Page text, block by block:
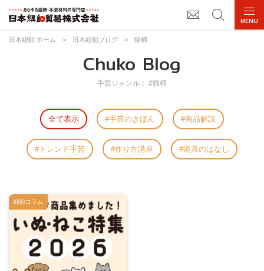
日本紐釦 ホーム > 日本紐釦ブログ > 猫柄
Chuko Blog
手芸ジャンル： #猫柄
全て表示 手芸のきほん 商品解説
トレンド手芸 作り方講座 道具のはなし
紐釦コラム